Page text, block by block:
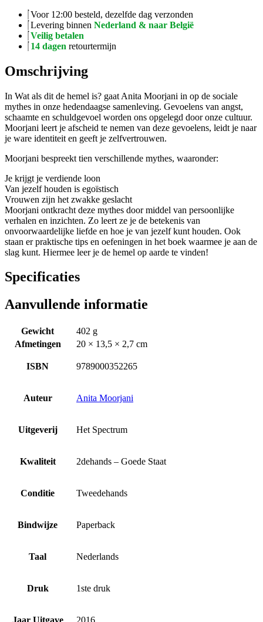
Voor 12:00 besteld, dezelfde dag verzonden
Levering binnen Nederland & naar België
Veilig betalen
14 dagen retourtermijn
Omschrijving
In Wat als dit de hemel is? gaat Anita Moorjani in op de sociale
mythes in onze hedendaagse samenleving. Gevoelens van angst,
schaamte en schuldgevoel worden ons opgelegd door onze cultuur.
Moorjani leert je afscheid te nemen van deze gevoelens, leidt je naar
je ware identiteit en geeft je zelfvertrouwen.
Moorjani bespreekt tien verschillende mythes, waaronder:
Je krijgt je verdiende loon
Van jezelf houden is egoïstisch
Vrouwen zijn het zwakke geslacht
Moorjani ontkracht deze mythes door middel van persoonlijke
verhalen en inzichten. Zo leert ze je de betekenis van
onvoorwaardelijke liefde en hoe je van jezelf kunt houden. Ook
staan er praktische tips en oefeningen in het boek waarmee je aan de
slag kunt. Hiermee leer je de hemel op aarde te vinden!
Specificaties
Aanvullende informatie
Gewicht
402 g
Afmetingen
20 × 13,5 × 2,7 cm
ISBN 9789000352265
Auteur Anita Moorjani
Uitgeverij Het Spectrum
Kwaliteit 2dehands – Goede Staat
Conditie Tweedehands
Bindwijze Paperback
Taal Nederlands
Druk 1ste druk